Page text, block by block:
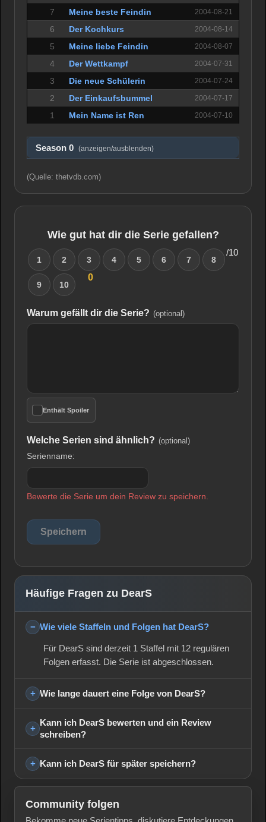
7 Meine beste Feindin 2004-08-21
6 Der Kochkurs 2004-08-14
5 Meine liebe Feindin 2004-08-07
4 Der Wettkampf 2004-07-31
3 Die neue Schülerin 2004-07-24
2 Der Einkaufsbummel 2004-07-17
1 Mein Name ist Ren 2004-07-10
Season 0 (anzeigen/ausblenden)
(Quelle: thetvdb.com)
Wie gut hat dir die Serie gefallen?
1 2 3 4 5 6 7 8
9 10
0
/10
Warum gefällt dir die Serie? (optional)
Enthält Spoiler
Welche Serien sind ähnlich? (optional)
Serienname:
Bewerte die Serie um dein Review zu speichern.
Häufige Fragen zu DearS
Wie viele Staffeln und Folgen hat DearS?
Für DearS sind derzeit 1 Staffel mit 12 regulären
Folgen erfasst. Die Serie ist abgeschlossen.
Wie lange dauert eine Folge von DearS?
Kann ich DearS bewerten und ein Review
schreiben?
Kann ich DearS für später speichern?
Community folgen